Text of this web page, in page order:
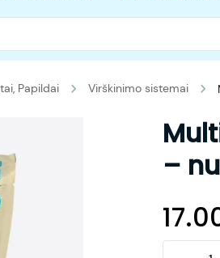
Papildai Virškinimo sistemai
–